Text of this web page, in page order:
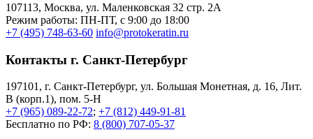
107113, Moсква, ул. Маленковская 32 стр. 2А
Режим работы: ПН-ПТ, с 9:00 до 18:00
+7 (495) 748-63-60 info@protokeratin.ru
Контакты г. Санкт-Петербург
197101, г. Санкт-Петербург, ул. Большая Монетная, д. 16, Лит.
В (корп.1), пом. 5-Н
+7 (965) 089-22-72; +7 (812) 449-91-81
Бесплатно по РФ: 8 (800) 707-05-37